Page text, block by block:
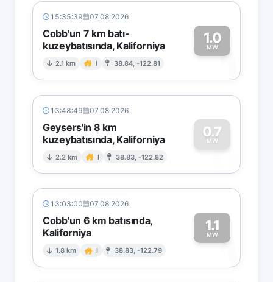
15:35:39 07.08.2026
Cobb'un 7 km batı-
kuzeybatısında, Kaliforniya
2.1 km I 38.84, -122.81
1.0
MW1
13:48:49 07.08.2026
Geysers'in 8 km
kuzeybatısında, Kaliforniya
2.2 km I 38.83, -122.82
0.7
MW
0
13:03:00 07.08.2026
Cobb'un 6 km batısında,
Kaliforniya
1.8 km I 38.83, -122.79
1.1
MW1